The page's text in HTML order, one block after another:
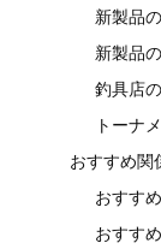
新製品
新製品
釣具店
トーナ
おすすめ関
おすす
おすす